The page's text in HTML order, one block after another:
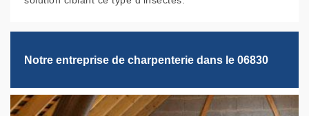
Notre entreprise de charpenterie dans le 06830